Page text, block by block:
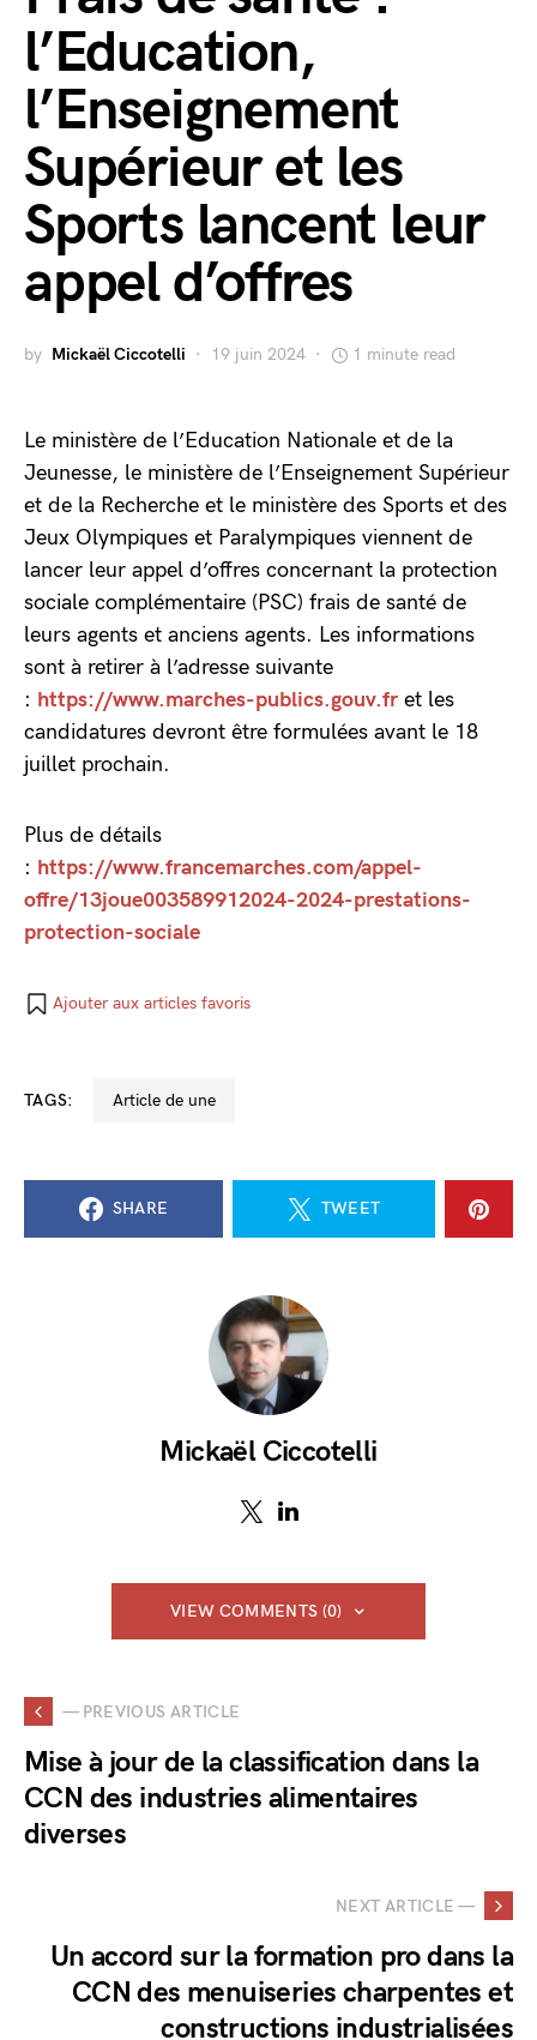
l’Education,
l’Enseignement
Supérieur et les
Sports lancent leur
appel d’offres
by Mickaël Ciccotelli 19 juin 2024 1 minute read
Le ministère de l’Education Nationale et de la
Jeunesse, le ministère de l’Enseignement Supérieur
et de la Recherche et le ministère des Sports et des
Jeux Olympiques et Paralympiques viennent de
lancer leur appel d’offres concernant la protection
sociale complémentaire (PSC) frais de santé de
leurs agents et anciens agents. Les informations
sont à retirer à l’adresse suivante
: https://www.marches-publics.gouv.fr et les
candidatures devront être formulées avant le 18
juillet prochain.
Plus de détails
: https://www.francemarches.com/appel-
offre/13joue003589912024-2024-prestations-
protection-sociale
Ajouter aux articles favoris
TAGS: Article de une
SHARE TWEET
Mickaël Ciccotelli
VIEW COMMENTS (0)
— PREVIOUS ARTICLE
Mise à jour de la classification dans la
CCN des industries alimentaires
diverses
NEXT ARTICLE —
Un accord sur la formation pro dans la
CCN des menuiseries charpentes et
constructions industrialisées